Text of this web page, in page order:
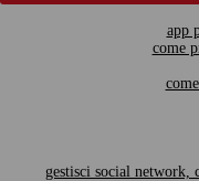
app
come
gestisci social network,